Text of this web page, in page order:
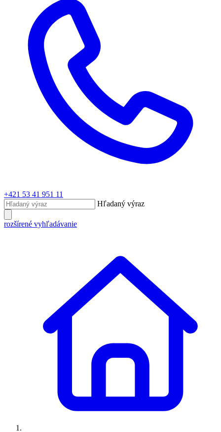
+421 53 41 951 11
Hľadaný výraz
rozšírené vyhľadávanie